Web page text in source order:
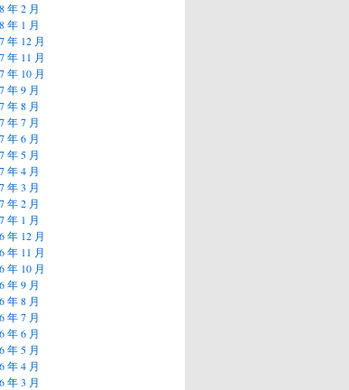
年 2 月
年 1 月
年 12 月
年 11 月
年 10 月
年 9 月
年 8 月
年 7 月
年 6 月
年 5 月
年 4 月
年 3 月
年 2 月
年 1 月
年 12 月
年 11 月
年 10 月
年 9 月
年 8 月
年 7 月
年 6 月
年 5 月
年 4 月
年 3 月